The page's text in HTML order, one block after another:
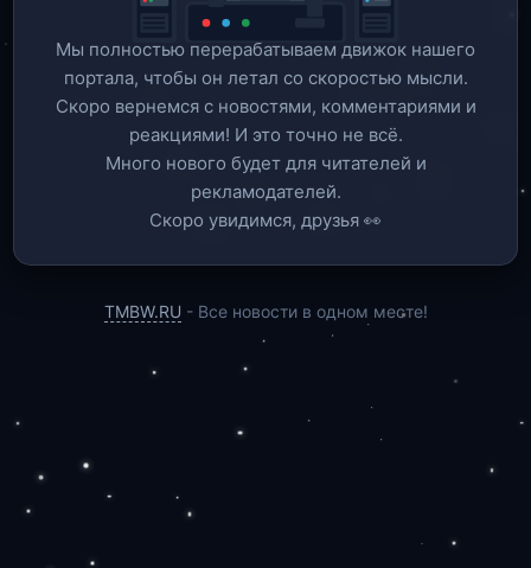
Мы полностью перерабатываем движок нашего
портала, чтобы он летал со скоростью мысли.
Скоро вернемся c новостями, комментариями и
реакциями! И это точно не всё.
Много нового будет для читателей и
рекламодателей.
Скоро увидимся, друзья 👀
TMBW.RU - Все новости в одном месте!